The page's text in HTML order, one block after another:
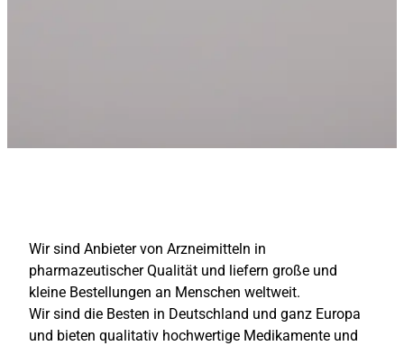
Wir sind Anbieter von Arzneimitteln in
pharmazeutischer Qualität und liefern große und
kleine Bestellungen an Menschen weltweit.
Wir sind die Besten in Deutschland und ganz Europa
und bieten qualitativ hochwertige Medikamente und